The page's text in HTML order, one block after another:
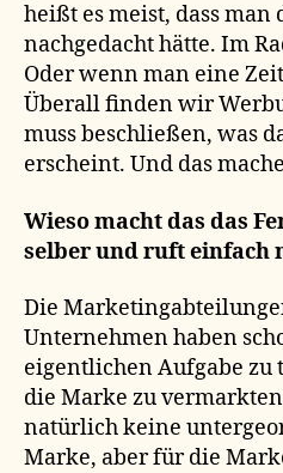
heißt es meist, dass
nachgedacht hätte. Im
Oder wenn man eine
Überall finden wir
muss beschließen, was
erscheint. Und das
Wieso macht das das
selber und ruft einfach
Die
Unternehmen haben
eigentlichen Aufgabe
die Marke zu
natürlich keine
Marke, aber für die